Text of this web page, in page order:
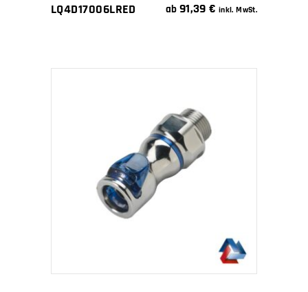
LQ4D17006LRED ab 91,39€ inkl. MwSt.
IN DEN WARENKORB